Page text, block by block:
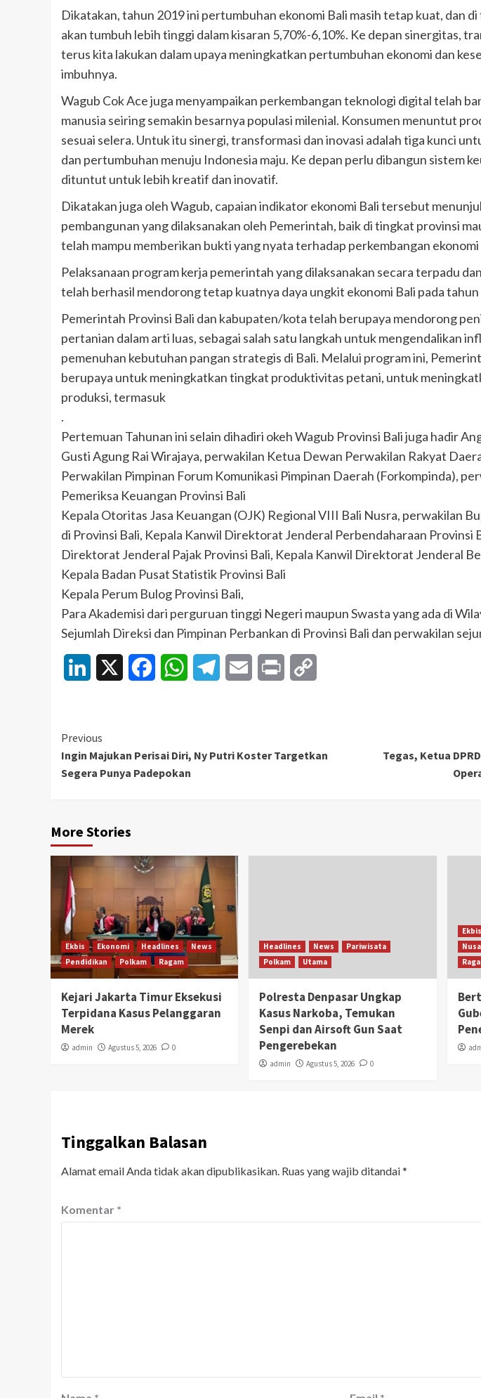
Dikatakan, tahun 2019 ini pertumbuhan ekonomi Bali masih tetap kuat, dan
akan tumbuh lebih tinggi dalam kisaran 5,70%-6,10%. Ke depan sinergitas,
terus kita lakukan dalam upaya meningkatkan pertumbuhan ekonomi dan
imbuhnya.
Wagub Cok Ace juga menyampaikan perkembangan teknologi digital telah
manusia seiring semakin besarnya populasi milenial. Konsumen menuntut
sesuai selera. Untuk itu sinergi, transformasi dan inovasi adalah tiga kunci
dan pertumbuhan menuju Indonesia maju. Ke depan perlu dibangun sistem
dituntut untuk lebih kreatif dan inovatif.
Dikatakan juga oleh Wagub, capaian indikator ekonomi Bali tersebut
pembangunan yang dilaksanakan oleh Pemerintah, baik di tingkat provinsi
telah mampu memberikan bukti yang nyata terhadap perkembangan ekonomi
Pelaksanaan program kerja pemerintah yang dilaksanakan secara terpadu
telah berhasil mendorong tetap kuatnya daya ungkit ekonomi Bali pada tahun
Pemerintah Provinsi Bali dan kabupaten/kota telah berupaya mendorong
pertanian dalam arti luas, sebagai salah satu langkah untuk mengendalikan
pemenuhan kebutuhan pangan strategis di Bali. Melalui program ini,
berupaya untuk meningkatkan tingkat produktivitas petani, untuk
produksi, termasuk
.
Pertemuan Tahunan ini selain dihadiri okeh Wagub Provinsi Bali juga hadir
Gusti Agung Rai Wirajaya, perwakilan Ketua Dewan Perwakilan Rakyat
Perwakilan Pimpinan Forum Komunikasi Pimpinan Daerah (Forkompinda),
Pemeriksa Keuangan Provinsi Bali
Kepala Otoritas Jasa Keuangan (OJK) Regional VIII Bali Nusra, perwakilan
di Provinsi Bali, Kepala Kanwil Direktorat Jenderal Perbendaharaan Provinsi
Direktorat Jenderal Pajak Provinsi Bali, Kepala Kanwil Direktorat Jenderal
Kepala Badan Pusat Statistik Provinsi Bali
Kepala Perum Bulog Provinsi Bali,
Para Akademisi dari perguruan tinggi Negeri maupun Swasta yang ada di
Sejumlah Direksi dan Pimpinan Perbankan di Provinsi Bali dan perwakilan
LinkedIn FacebookWhatsAppTelegramEmail Print
Continue
Reading
Previous
Ingin Majukan Perisai Diri, Ny Putri Koster Targetkan
Segera Punya Padepokan
Tegas, Ketua
More Stories
Ekbis Ekonomi Headlines
News
Pendidikan
Polkam Ragam
Kejari Jakarta Timur Eksekusi
Terpidana Kasus Pelanggaran
Merek
admin Agustus 5, 2026 0
Headlines News
Pariwisata
Polkam
Utama
Polresta Denpasar Ungkap
Kasus Narkoba, Temukan
Senpi dan Airsoft Gun Saat
Pengerebekan
admin Agustus 5, 2026 0
Ekbis
Nusa
Tinggalkan Balasan
Alamat email Anda tidak akan dipublikasikan. Ruas yang wajib ditandai*
Komentar *